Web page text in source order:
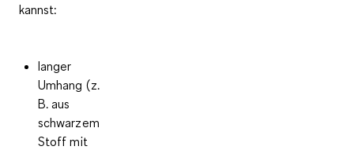
kannst:
langer
Umhang (z.
B. aus
schwarzem
Stoff mit